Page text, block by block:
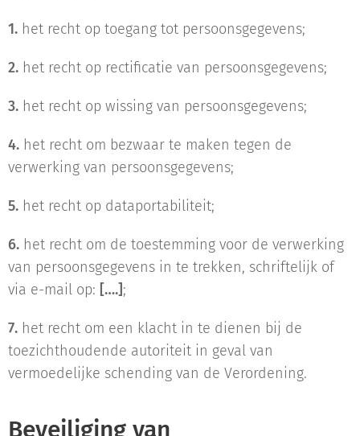
1. het recht op toegang tot persoonsgegevens;
2. het recht op rectificatie van persoonsgegevens;
3. het recht op wissing van persoonsgegevens;
4. het recht om bezwaar te maken tegen de
verwerking van persoonsgegevens;
5. het recht op dataportabiliteit;
6. het recht om de toestemming voor de verwerking
van persoonsgegevens in te trekken, schriftelijk of
via e-mail op: [….];
7. het recht om een klacht in te dienen bij de
toezichthoudende autoriteit in geval van
vermoedelijke schending van de Verordening.
Beveiliging van